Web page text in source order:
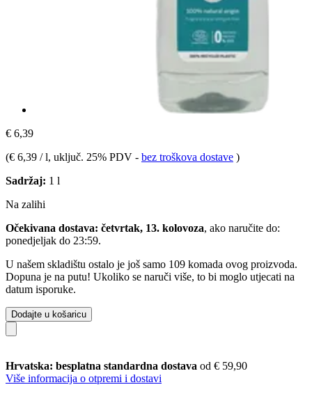
€ 6,39
(€ 6,39 / l, uključ. 25% PDV - bez troškova dostave )
Sadržaj: 1 l
Na zalihi
Očekivana dostava: četvrtak, 13. kolovoza, ako naručite do:
ponedjeljak do 23:59.
U našem skladištu ostalo je još samo 109 komada ovog proizvoda.
Dopuna je na putu! Ukoliko se naruči više, to bi moglo utjecati na
datum isporuke.
Dodajte u košaricu
Hrvatska: besplatna standardna dostava od € 59,90
Više informacija o otpremi i dostavi